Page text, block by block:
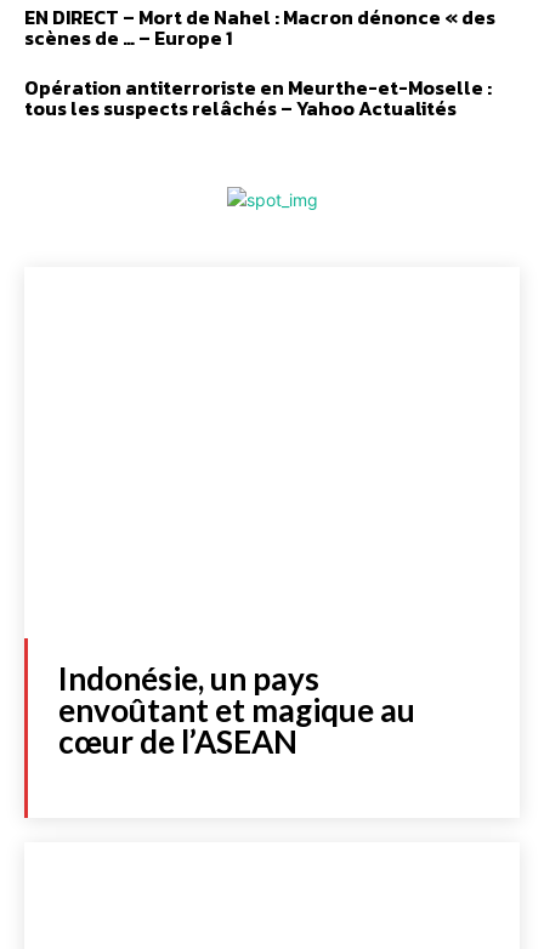
EN DIRECT – Mort de Nahel : Macron dénonce « des
scènes de … – Europe 1
Opération antiterroriste en Meurthe-et-Moselle :
tous les suspects relâchés – Yahoo Actualités
Indonésie, un pays
envoûtant et magique au
cœur de l’ASEAN